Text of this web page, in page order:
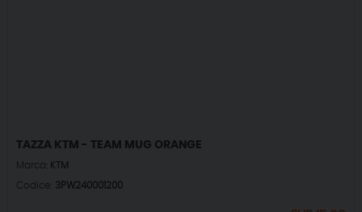
TAZZA KTM - TEAM MUG ORANGE
Marca: KTM
Codice: 3PW240001200